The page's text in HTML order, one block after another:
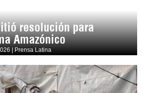
resolución para
Amazónico
| Prensa Latina